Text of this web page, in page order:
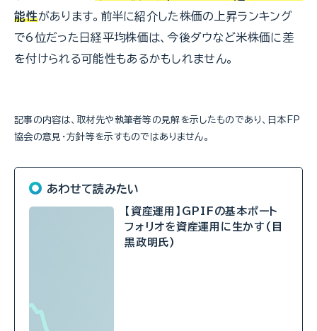
能性があります。前半に紹介した株価の上昇ランキング
で6位だった日経平均株価は、今後ダウなど米株価に差
を付けられる可能性もあるかもしれません。
記事の内容は、取材先や執筆者等の見解を示したものであり、日本FP
協会の意見・方針等を示すものではありません。
あわせて読みたい
【資産運用】GPIFの基本ポート
フォリオを資産運用に生かす(目
黒政明氏)